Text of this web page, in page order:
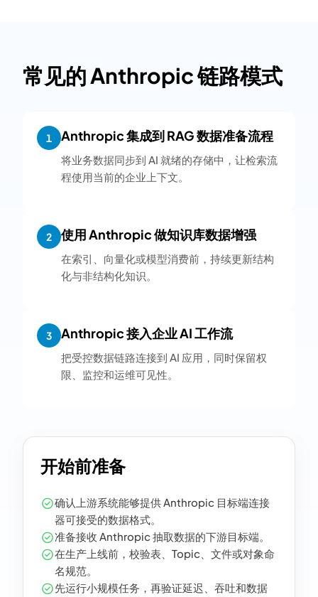
常见的 Anthropic 链路模式
1 Anthropic 集成到 RAG 数据准备流程
将业务数据同步到 AI 就绪的存储中，让检索流
程使用当前的企业上下文。
2 使用 Anthropic 做知识库数据增强
在索引、向量化或模型消费前，持续更新结构
化与非结构化知识。
3 Anthropic 接入企业 AI 工作流
把受控数据链路连接到 AI 应用，同时保留权
限、监控和运维可见性。
开始前准备
确认上游系统能够提供 Anthropic 目标端连接
器可接受的数据格式。
准备接收 Anthropic 抽取数据的下游目标端。
在生产上线前，校验表、Topic、文件或对象命
名规范。
先运行小规模任务，再验证延迟、吞吐和数据